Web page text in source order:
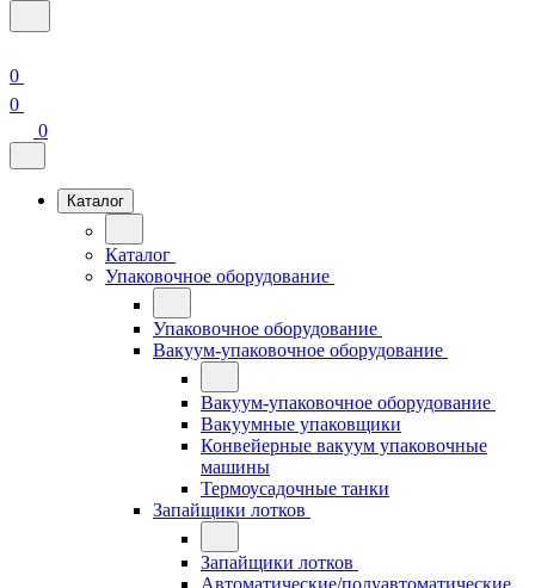
0
0
0
Каталог
Каталог
Упаковочное оборудование
Упаковочное оборудование
Вакуум-упаковочное оборудование
Вакуум-упаковочное оборудование
Вакуумные упаковщики
Конвейерные вакуум упаковочные
машины
Термоусадочные танки
Запайщики лотков
Запайщики лотков
Автоматические/полуавтоматические